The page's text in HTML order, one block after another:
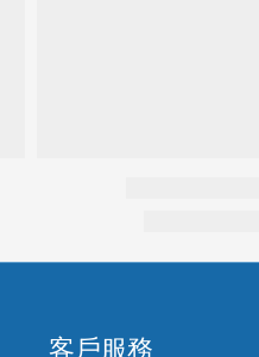
客戶服務